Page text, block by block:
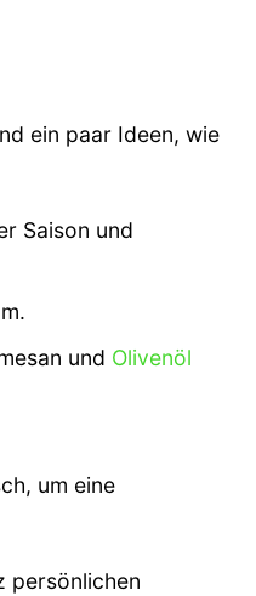
ein paar Ideen, wie
Saison und
und Olivenöl
um eine
persönlichen